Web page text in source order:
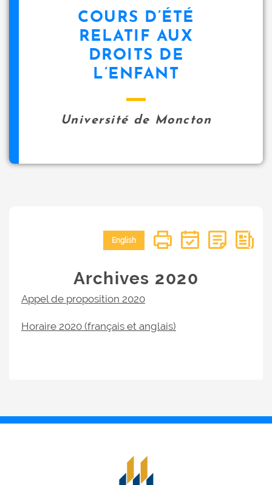
COURS D’ÉTÉ
RELATIF AUX
DROITS DE
L’ENFANT
Université de Moncton
English
Archives 2020
Appel de proposition 2020
Horaire 2020 (français et anglais)